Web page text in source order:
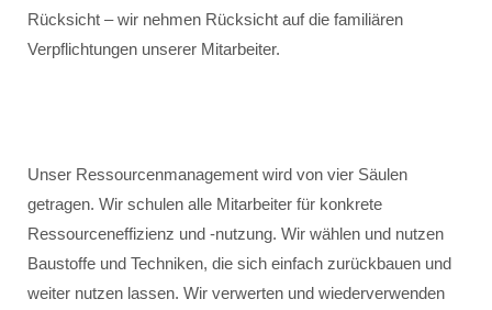
Rücksicht – wir nehmen Rücksicht auf die familiären
Verpflichtungen unserer Mitarbeiter.
Unser Ressourcenmanagement wird von vier Säulen
getragen. Wir schulen alle Mitarbeiter für konkrete
Ressourceneffizienz und -nutzung. Wir wählen und nutzen
Baustoffe und Techniken, die sich einfach zurückbauen und
weiter nutzen lassen. Wir verwerten und wiederverwenden